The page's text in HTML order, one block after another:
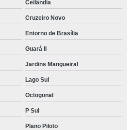
Ceilândia
Cruzeiro Novo
Entorno de Brasília
Guará II
Jardins Mangueiral
Lago Sul
Octogonal
P Sul
Plano Piloto